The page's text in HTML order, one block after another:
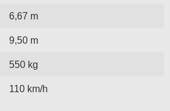
6,67 m
9,50 m
550 kg
110 km/h